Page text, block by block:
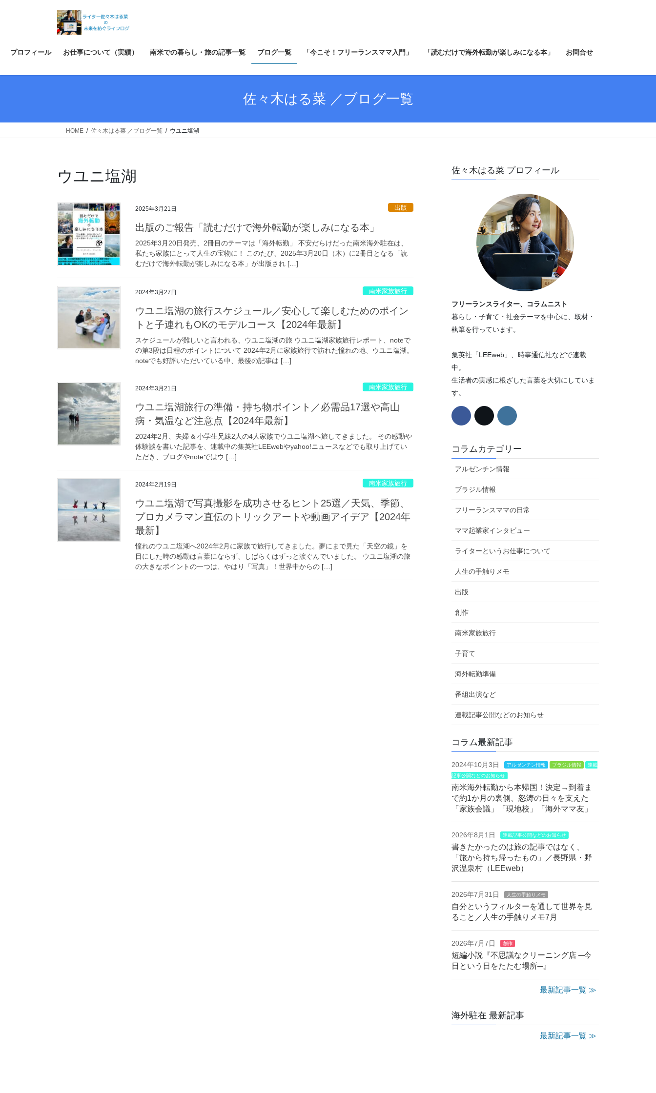
ス
ン
プロフィール お仕事について（実績） 南米での暮らし・旅の記事一覧 ブログ一覧 「今こそ！フリーランスママ入門」 「読むだけで海外転勤が楽しみになる本」 お問合せ
佐々木はる菜 ／ブログ一覧
HOME 佐々木はる菜 ／ブログ一覧 ウユニ塩湖
ウユニ塩湖
2025年3月21日 出版
出版のご報告「読むだけで海外転勤が楽しみになる本」
2025年3月20日発売、2冊目のテーマは「海外転勤」 不安だらけだった南米海外駐在は、
私たち家族にとって人生の宝物に！ このたび、2025年3月20日（木）に2冊目となる「読
むだけで海外転勤が楽しみになる本」が出版され […]
2024年3月27日 南米家族旅行
ウユニ塩湖の旅行スケジュール／安心して楽しむためのポイン
トと子連れもOKのモデルコース【2024年最新】
スケジュールが難しいと言われる、ウユニ塩湖の旅 ウユニ塩湖家族旅行レポート、noteで
の第3段は日程のポイントについて 2024年2月に家族旅行で訪れた憧れの地、ウユニ塩湖。
noteでも好評いただいている中、最後の記事は […]
2024年3月21日 南米家族旅行
ウユニ塩湖旅行の準備・持ち物ポイント／必需品17選や高山
病・気温など注意点【2024年最新】
2024年2月、夫婦 & 小学生兄妹2人の4人家族でウユニ塩湖へ旅してきました。 その感動や
体験談を書いた記事を、連載中の集英社LEEwebやyahoo!ニュースなどでも取り上げてい
ただき、ブログやnoteではウ […]
2024年2月19日 南米家族旅行
ウユニ塩湖で写真撮影を成功させるヒント25選／天気、季節、
プロカメラマン直伝のトリックアートや動画アイデア【2024年
最新】
憧れのウユニ塩湖へ2024年2月に家族で旅行してきました。夢にまで見た「天空の鏡」を
目にした時の感動は言葉にならず、しばらくはずっと涙ぐんでいました。 ウユニ塩湖の旅
の大きなポイントの一つは、やはり「写真」！世界中からの […]
佐々木はる菜 プロフィール
フリーランスライター、コラムニスト
暮らし・子育て・社会テーマを中心に、取材・
執筆を行っています。
集英社「LEEweb」、時事通信社などで連載
中。
生活者の実感に根ざした言葉を大切にしていま
す。
コラムカテゴリー
アルゼンチン情報
ブラジル情報
フリーランスママの日常
ママ起業家インタビュー
ライターというお仕事について
人生の手触りメモ
出版
創作
南米家族旅行
子育て
海外転勤準備
番組出演など
連載記事公開などのお知らせ
コラム最新記事
2024年10月3日 アルゼンチン情報 ブラジル情報
連載
記事公開などのお知らせ
南米海外転勤から本帰国！決定→到着ま
で約1か月の裏側、怒涛の日々を支えた
「家族会議」「現地校」「海外ママ友」
2026年8月1日 連載記事公開などのお知らせ
書きたかったのは旅の記事ではなく、
「旅から持ち帰ったもの」／長野県・野
沢温泉村（LEEweb）
2026年7月31日 人生の手触りメモ
自分というフィルターを通して世界を見
ること／人生の手触りメモ7月
2026年7月7日 創作
短編小説『不思議なクリーニング店 ─今
日という日をたたむ場所─』
最新記事一覧 ≫
海外駐在 最新記事
最新記事一覧 ≫